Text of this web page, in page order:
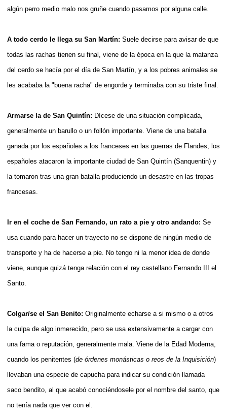
algún perro medio malo nos gruñe cuando pasamos por alguna calle.
A todo cerdo le llega su San Martín: Suele decirse para avisar de que
todas las rachas tienen su final, viene de la época en la que la matanza
del cerdo se hacía por el día de San Martín, y a los pobres animales se
les acababa la "buena racha" de engorde y terminaba con su triste final.
Armarse la de San Quintín: Dícese de una situación complicada,
generalmente un barullo o un follón importante. Viene de una batalla
ganada por los españoles a los franceses en las guerras de Flandes; los
españoles atacaron la importante ciudad de San Quintín (Sanquentin) y
la tomaron tras una gran batalla produciendo un desastre en las tropas
francesas.
Ir en el coche de San Fernando, un rato a pie y otro andando: Se
usa cuando para hacer un trayecto no se dispone de ningún medio de
transporte y ha de hacerse a pie. No tengo ni la menor idea de donde
viene, aunque quizá tenga relación con el rey castellano Fernando III el
Santo.
Colgar/se el San Benito: Originalmente echarse a si mismo o a otros
la culpa de algo inmerecido, pero se usa extensivamente a cargar con
una fama o reputación, generalmente mala. Viene de la Edad Moderna,
cuando los penitentes (de órdenes monásticas o reos de la Inquisición)
llevaban una especie de capucha para indicar su condición llamada
saco bendito, al que acabó conociéndosele por el nombre del santo, que
no tenía nada que ver con el.